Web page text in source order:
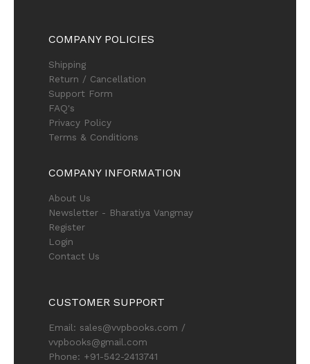
COMPANY POLICIES
Shipping
Return / Cancellation
Support Form
FAQ's
Privacy Policy
Terms & Conditions
COMPANY INFORMATION
About Us
Newsletter - Bharatiya Vangmay
Register
Login
Contact Us
CUSTOMER SUPPORT
Email: sales@vvpbooks.com /
vvpbooks@gmail.com
Phone: +91-542-2413741